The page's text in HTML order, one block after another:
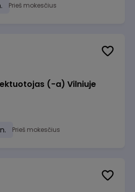
Prieš mokesčius
(-a) Vilniuje
Prieš mokesčius